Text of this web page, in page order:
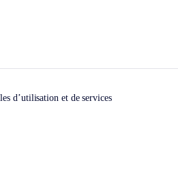
d’utilisation et de services